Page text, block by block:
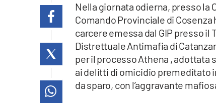
cosenzachannel.it
catanzarochannel.it
Nella giornata odierna, presso la
Comando Provinciale di
carcere emessa dal GIP presso
Distrettuale Antimafia di
per il processo Athena , adottata
ai delitti di omicidio premeditato
da sparo, con l’aggravante